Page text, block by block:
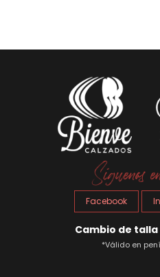
Facebook
Cambio de
*Válido en